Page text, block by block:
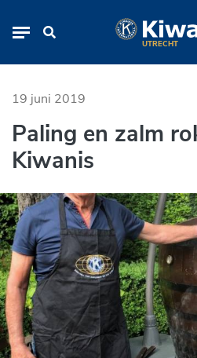
Paling en zalm
UTRECHT
19 juni 2019
Paling en zalm
Kiwanis